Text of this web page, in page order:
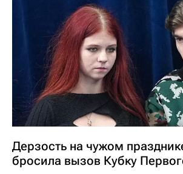
Дерзость на чужом
бросила вызов Кубку